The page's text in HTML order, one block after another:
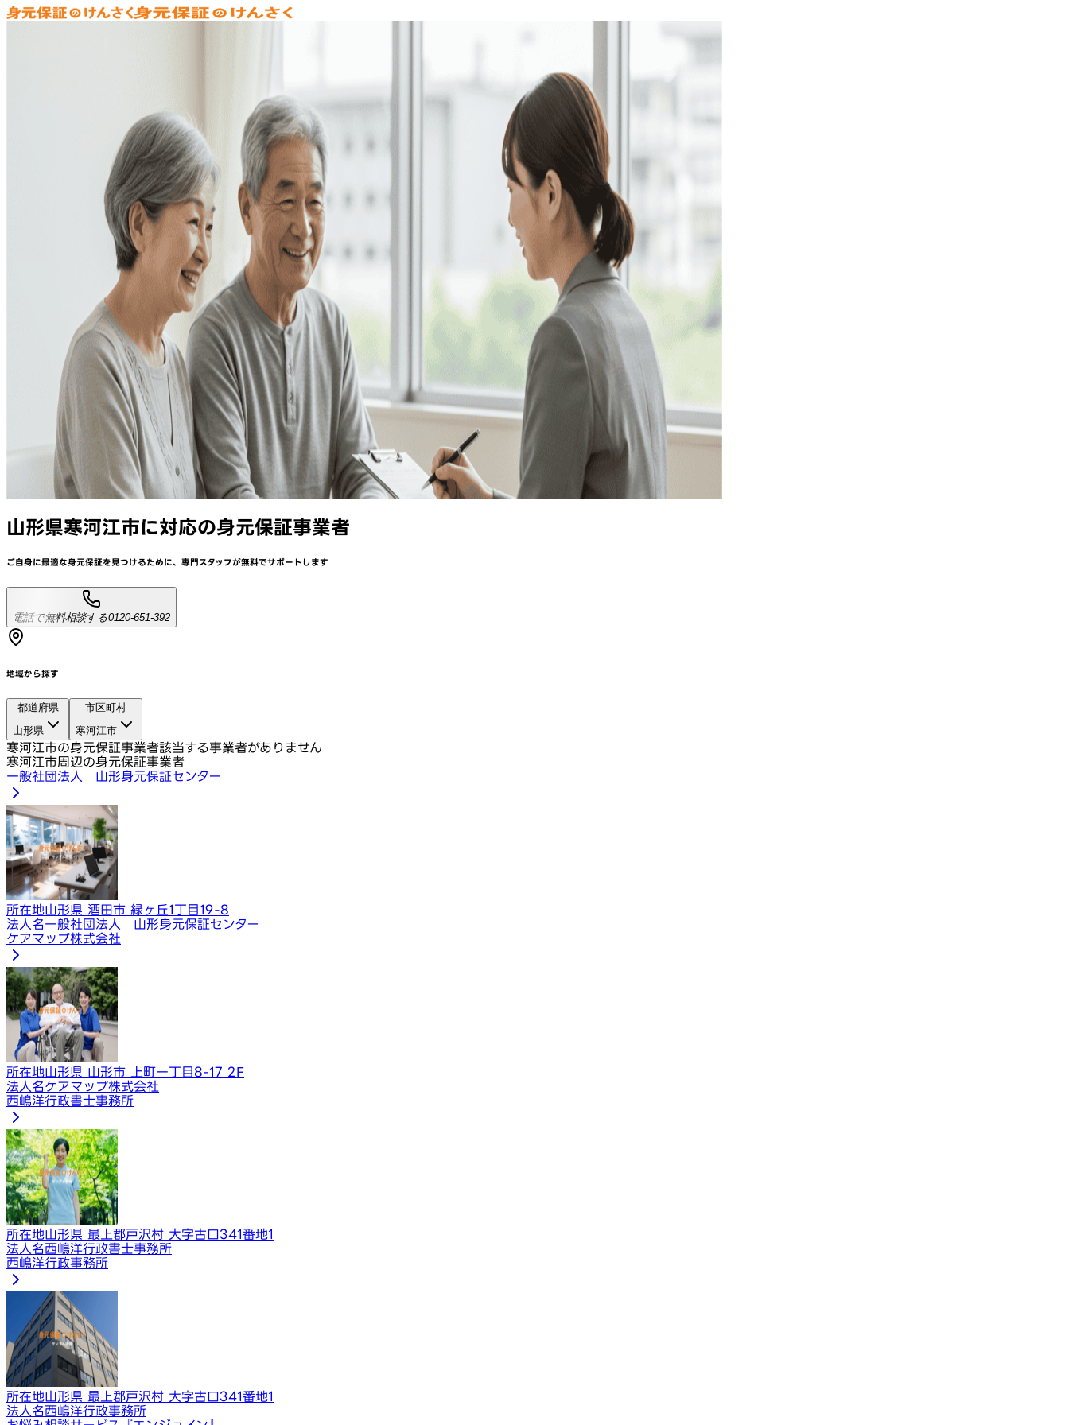
山形県寒河江市に対応の身元保証事業者
ご自身に最適な身元保証を見つけるために、 専門スタッフが無料でサポートします
電話で無料相談する0120-651-392
地域から探す
都道府県
山形県
市区町村
寒河江市
寒河江市の身元保証事業者該当する事業者がありません
寒河江市周辺の身元保証事業者
一般社団法人 山形身元保証センター
所在地山形県 酒田市 緑ヶ丘1丁目19-8
法人名一般社団法人 山形身元保証センター
​ケアマップ株式会社
所在地山形県 山形市 上町一丁目8-17 2F
法人名​ケアマップ株式会社
西嶋洋行政書士事務所
所在地山形県 最上郡戸沢村 大字古口341番地1
法人名西嶋洋行政書士事務所
西嶋洋行政事務所
所在地山形県 最上郡戸沢村 大字古口341番地1
法人名西嶋洋行政事務所